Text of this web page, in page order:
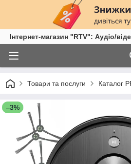
Інтернет-магазин "RTV": Аудіо/
Товари та послуги Каталог
–3%